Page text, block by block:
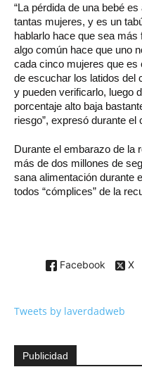
“La pérdida de una bebé
tantas mujeres, y es un
hablarlo hace que sea
algo común hace que uno
cada cinco mujeres que es
de escuchar los latidos del
y pueden verificarlo, luego
porcentaje alto baja
riesgo”, expresó durante el
Durante el embarazo de la
más de dos millones de
sana alimentación durante
todos “cómplices” de la
Facebook X
Tweets by laverdadweb
Publicidad